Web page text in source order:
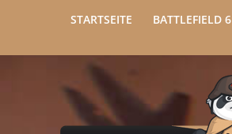
STARTSEITE BATTLEFIELD 6